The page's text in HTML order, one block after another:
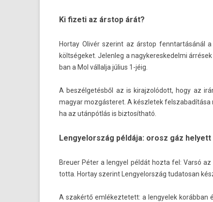
Ki fizeti az árstop árát?
Hor­tay Olivér szerint az árstop fenntar­tásánál
költségeket. Jelen­leg a nagykeres­kedel­mi
ban a Mol vál­lalja július 1-jéig.
A beszélgetésből az is kiraj­zolódott, hogy az
magyar moz­gásteret. A készletek felszabadítása
ha az utánpótlás is bi­ztosít­ható.
Lengyelország példája: orosz gáz helyett
Breu­er Péter a len­gyel példát hozta fel: Varsó
totta. Hor­tay szerint Len­gyelország tudatosan
A szakértő em­lékez­tetett: a len­gyelek korábban